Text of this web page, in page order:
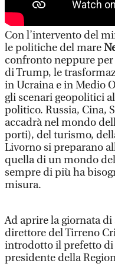
Con l’intervento del
le politiche del mare
confronto neppure
di Trump, le
in Ucraina e in Medio
gli scenari geopolitici
politico. Russia, Cina,
accadrà nel mondo
porti), del turismo,
Livorno si preparano
quella di un mondo
sempre di più ha
misura.
Ad aprire la giornata
direttore del Tirreno
introdotto il prefetto
presidente della